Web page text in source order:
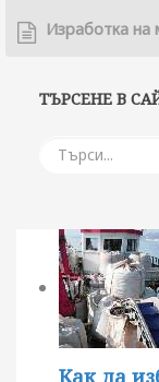
Изработка на
ТЪРСЕНЕ В
Как да